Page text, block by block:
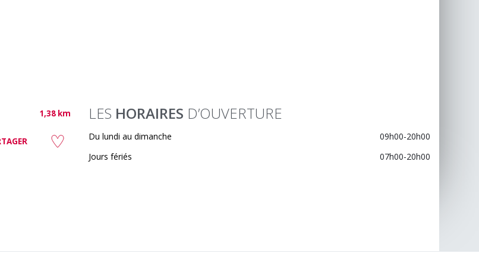
1,38 km LES HORAIRES D’OUVERTURE
Du lundi au dimanche
09h00-20h00
Jours fériés
07h00-20h00